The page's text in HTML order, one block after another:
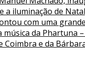
a iluminação de
com uma
música da Phartuna
Coimbra e da